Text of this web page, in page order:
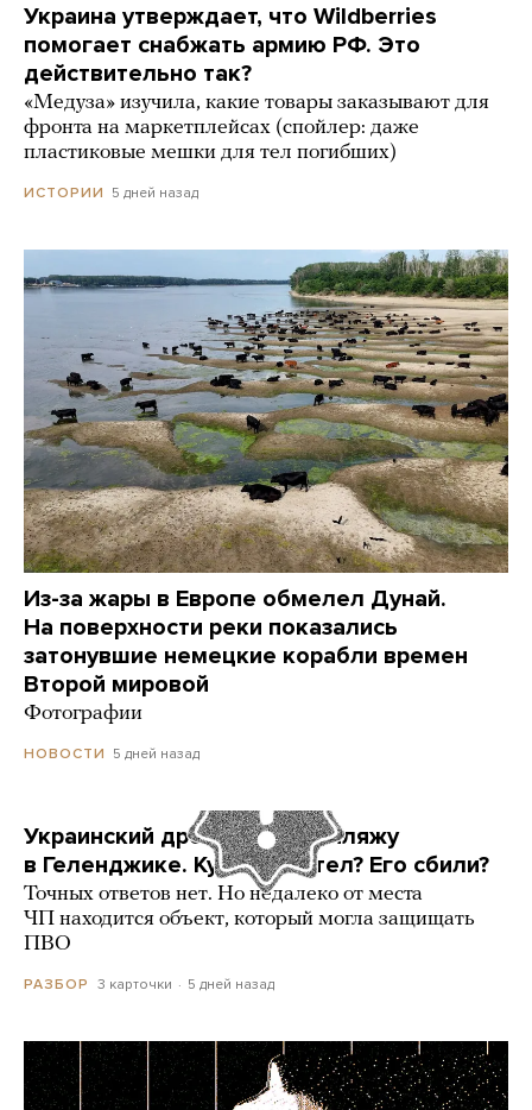
Украина утверждает, что Wildberries
помогает снабжать армию РФ. Это
действительно так?
«Медуза» изучила, какие товары заказывают для
фронта на маркетплейсах (спойлер: даже
пластиковые мешки для тел погибших)
ИСТОРИИ 5 дней назад
Из-за жары в Европе обмелел Дунай.
На поверхности реки показались
затонувшие немецкие корабли времен
Второй мировой
Фотографии
НОВОСТИ 5 дней назад
Украинский дрон попал по пляжу
в Геленджике. Куда он летел? Его сбили?
Точных ответов нет. Но недалеко от места
ЧП находится объект, который могла защищать
ПВО
РАЗБОР 3 карточки 5 дней назад